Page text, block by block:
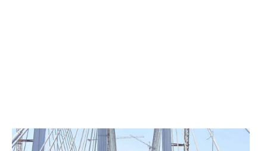
الرئيس عبد الفتاح السيسي يفتتح محور روض الفرج